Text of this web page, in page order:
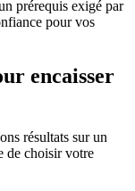
prérequis exigé par
pour vos
encaisser
résultats sur un
de choisir votre